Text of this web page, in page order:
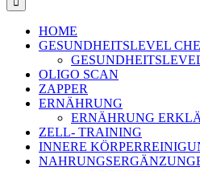
HOME
GESUNDHEITSLEVEL
OLIGO SCAN
ZAPPER
ERNÄHRUNG
ERNÄHRUNG
ZELL- TRAINING
INNERE